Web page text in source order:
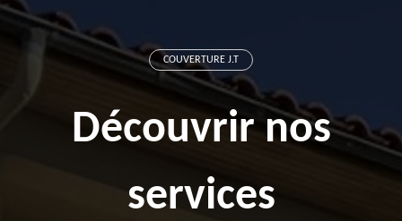
COUVERTURE J.T
Découvrir nos
services